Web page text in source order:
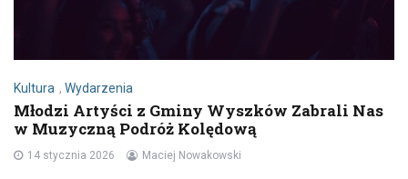
Kultura , Wydarzenia
Młodzi Artyści z Gminy Wyszków Zabrali Nas
w Muzyczną Podróż Kolędową
14 stycznia 2026 Maciej Nowakowski